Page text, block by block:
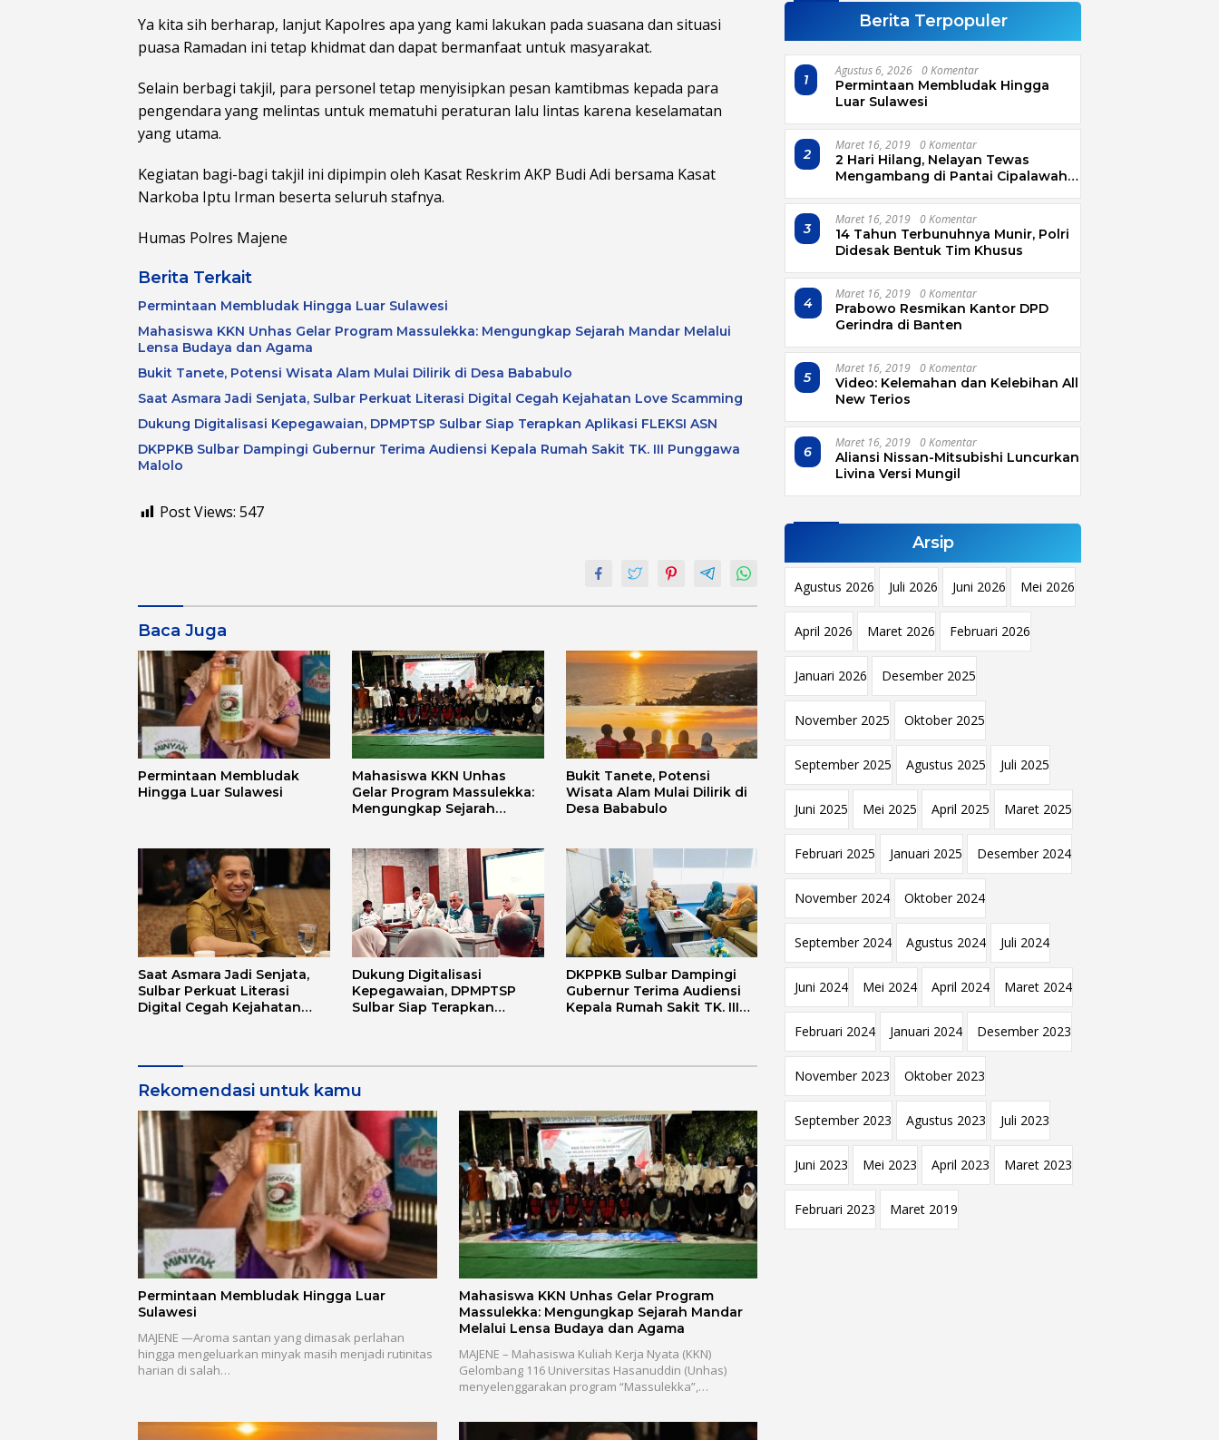
Ya kita sih berharap, lanjut Kapolres apa yang kami lakukan pada suasana dan situasi
puasa Ramadan ini tetap khidmat dan dapat bermanfaat untuk masyarakat.
Selain berbagi takjil, para personel tetap menyisipkan pesan kamtibmas kepada para
pengendara yang melintas untuk mematuhi peraturan lalu lintas karena keselamatan
yang utama.
Kegiatan bagi-bagi takjil ini dipimpin oleh Kasat Reskrim AKP Budi Adi bersama Kasat
Narkoba Iptu Irman beserta seluruh stafnya.
Humas Polres Majene
Berita Terkait
Permintaan Membludak Hingga Luar Sulawesi
Mahasiswa KKN Unhas Gelar Program Massulekka: Mengungkap Sejarah Mandar Melalui
Lensa Budaya dan Agama
Bukit Tanete, Potensi Wisata Alam Mulai Dilirik di Desa Bababulo
Saat Asmara Jadi Senjata, Sulbar Perkuat Literasi Digital Cegah Kejahatan Love Scamming
Dukung Digitalisasi Kepegawaian, DPMPTSP Sulbar Siap Terapkan Aplikasi FLEKSI ASN
DKPPKB Sulbar Dampingi Gubernur Terima Audiensi Kepala Rumah Sakit TK. III Punggawa
Malolo
Post Views: 547
Baca Juga
Permintaan Membludak
Hingga Luar Sulawesi
Mahasiswa KKN Unhas
Gelar Program Massulekka:
Mengungkap Sejarah
Bukit Tanete, Potensi
Wisata Alam Mulai Dilirik di
Desa Bababulo
Saat Asmara Jadi Senjata,
Sulbar Perkuat Literasi
Digital Cegah Kejahatan
Dukung Digitalisasi
Kepegawaian, DPMPTSP
Sulbar Siap Terapkan
DKPPKB Sulbar Dampingi
Gubernur Terima Audiensi
Kepala Rumah Sakit TK. III
Rekomendasi untuk kamu
Permintaan Membludak Hingga Luar
Sulawesi
MAJENE —Aroma santan yang dimasak perlahan
hingga mengeluarkan minyak masih menjadi rutinitas
harian di salah…
Mahasiswa KKN Unhas Gelar Program
Massulekka: Mengungkap Sejarah Mandar
Melalui Lensa Budaya dan Agama
MAJENE – Mahasiswa Kuliah Kerja Nyata (KKN)
Gelombang 116 Universitas Hasanuddin (Unhas)
menyelenggarakan program “Massulekka”,…
Berita Terpopuler
1
Agustus 6, 2026 0 Komentar
Permintaan Membludak Hingga
Luar Sulawesi
2
Maret 16, 2019 0 Komentar
2 Hari Hilang, Nelayan Tewas
Mengambang di Pantai Cipalawah
3
Maret 16, 2019 0 Komentar
14 Tahun Terbunuhnya Munir, Polri
Didesak Bentuk Tim Khusus
4
Maret 16, 2019 0 Komentar
Prabowo Resmikan Kantor DPD
Gerindra di Banten
5
Maret 16, 2019 0 Komentar
Video: Kelemahan dan Kelebihan All
New Terios
6
Maret 16, 2019 0 Komentar
Aliansi Nissan-Mitsubishi Luncurkan
Livina Versi Mungil
Arsip
Agustus 2026 Juli 2026 Juni 2026 Mei 2026
April 2026 Maret 2026 Februari 2026
Januari 2026 Desember 2025
November 2025 Oktober 2025
September 2025 Agustus 2025 Juli 2025
Juni 2025 Mei 2025 April 2025 Maret 2025
Februari 2025 Januari 2025 Desember 2024
November 2024 Oktober 2024
September 2024 Agustus 2024 Juli 2024
Juni 2024 Mei 2024 April 2024 Maret 2024
Februari 2024 Januari 2024 Desember 2023
November 2023 Oktober 2023
September 2023 Agustus 2023 Juli 2023
Juni 2023 Mei 2023 April 2023 Maret 2023
Februari 2023 Maret 2019